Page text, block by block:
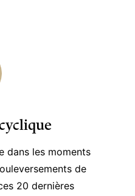
dans les moments
de
20 dernières